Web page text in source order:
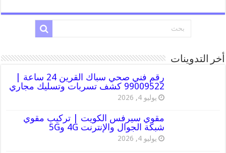
أخر التدوينات
رقم فني صحي سباك القرين 24 ساعة |
99009522 كشف تسربات وتسليك مجاري
يوليو 4, 2026
مقوي سيرفس الكويت | تركيب مقوي
شبكة الجوال والإنترنت 4G و5G
يوليو 4, 2026